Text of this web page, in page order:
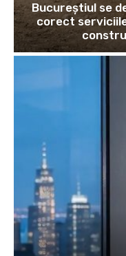
Bucureștiul se
corect